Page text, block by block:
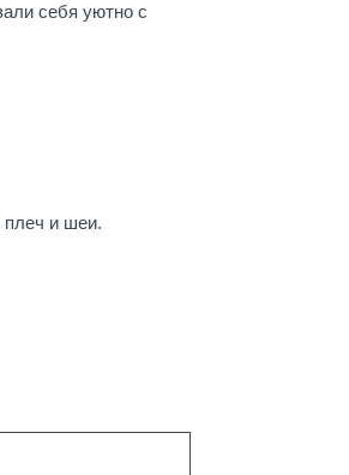
себя уютно с
плеч и шеи.